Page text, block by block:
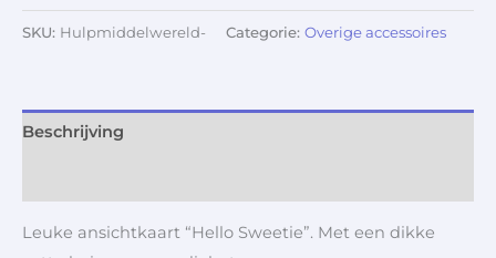
SKU: Hulpmiddelwereld- Categorie: Overige accessoires
Beschrijving
Leuke ansichtkaart “Hello Sweetie”. Met een dikke